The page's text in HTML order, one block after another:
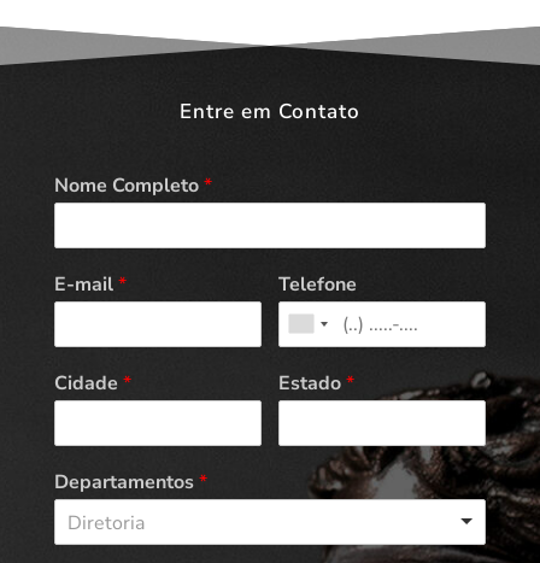
Entre em Contato
Nome Completo*
E-mail* Telefone
Cidade * Estado*
Departamentos*
Diretoria